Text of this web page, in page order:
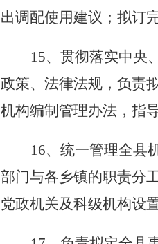
出调配使用建议；拟订
15、贯彻落实中央
政策、法律法规，负责
机构编制管理办法，指
16、统一管理全县
部门与各乡镇的职责分
党政机关及科级机构设